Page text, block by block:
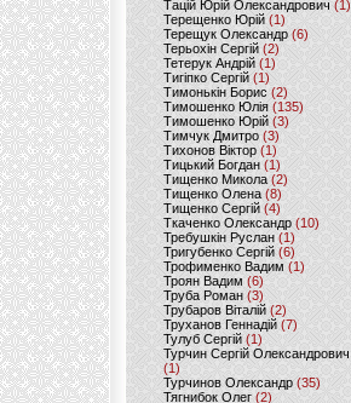
Тацій Юрій Олександрович(1)
Терещенко Юрій(1)
Терещук Олександр(6)
Терьохін Сергій (2)
Тетерук Андрій (1)
Тигіпко Сергій(1)
Тимонькін Борис (2)
Тимошенко Юлія (135)
Тимошенко Юрій(3)
Тимчук Дмитро (3)
Тихонов Віктор (1)
Тицький Богдан (1)
Тищенко Микола (2)
Тищенко Олена (8)
Тищенко Сергій (4)
Ткаченко Олександр (10)
Требушкін Руслан (1)
Тригубенко Сергій(6)
Трофименко Вадим (1)
Троян Вадим (6)
Труба Роман(3)
Трубаров Віталій (2)
Труханов Геннадій (7)
Тулуб Сергій(1)
Турчин Сергій Олександрович
(1)
Турчинов Олександр(35)
Тягнибок Олег (2)